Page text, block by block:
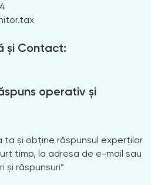
și Contact:
operativ și
și obține răspunsul experților
timp, la adresa de e-mail sau
și răspunsuri”